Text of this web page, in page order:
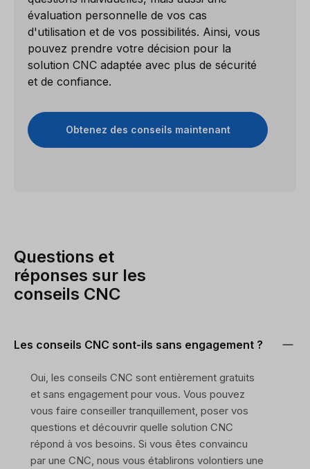
évaluation personnelle de vos cas
d'utilisation et de vos possibilités. Ainsi, vous
pouvez prendre votre décision pour la
solution CNC adaptée avec plus de sécurité
et de confiance.
Obtenez des conseils maintenant
Questions et
réponses sur les
conseils CNC
Les conseils CNC sont-ils sans engagement ?
Oui, les conseils CNC sont entièrement gratuits
et sans engagement pour vous. Vous pouvez
vous faire conseiller tranquillement, poser vos
questions et découvrir quelle solution CNC
répond à vos besoins. Si vous êtes convaincu
par une CNC, nous vous établirons volontiers une